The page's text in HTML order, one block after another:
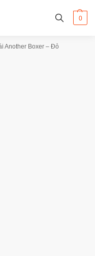
0
Another Boxer – Đỏ